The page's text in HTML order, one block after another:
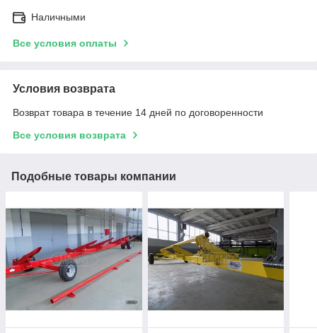
Наличными
Все условия оплаты
Условия возврата
Возврат товара в течение 14 дней по договоренности
Все условия возврата
Подобные товары компании